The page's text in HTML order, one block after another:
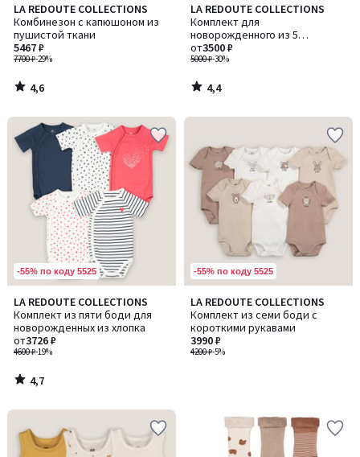
LA REDOUTE COLLECTIONS
Комбинезон с капюшоном из
пушистой ткани
7700 ₽-29%
5467 ₽
4,6
/ 5
4,6
/
LA REDOUTE COLLECTIONS
Комплект для
новорожденного из 5
предметов
5000 ₽-30%
от3500 ₽
4,4
/ 5
4,4
/
-55% по коду 5525
LA REDOUTE COLLECTIONS
Комплект из пяти боди для
новорожденных из хлопка
4600 ₽-19%
от3726 ₽
4,7
/ 5
4,7
/
-55% по коду 5525
LA REDOUTE COLLECTIONS
Комплект из семи боди с
короткими рукавами
4200 ₽-5%
3990 ₽